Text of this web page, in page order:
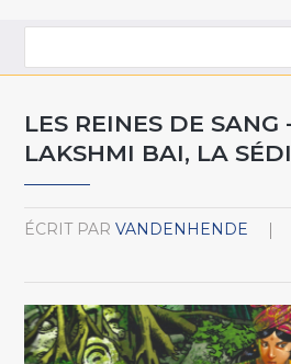
LES REINES DE SANG
LAKSHMI BAI, LA
ÉCRIT PAR VANDENHENDE